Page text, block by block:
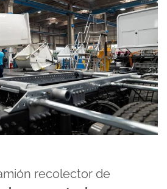
recolector de